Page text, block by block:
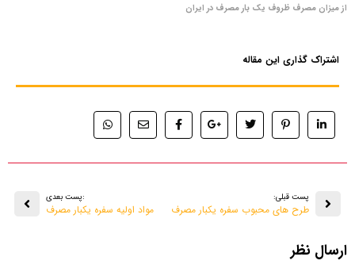
از میزان مصرف ظروف یک‌ بار مصرف در ایران
اشتراک گذاری این مقاله
پست قبلی:
طرح‌ های محبوب سفره یکبار مصرف
:پست بعدی
مواد اولیه سفره یکبار مصرف
ارسال نظر